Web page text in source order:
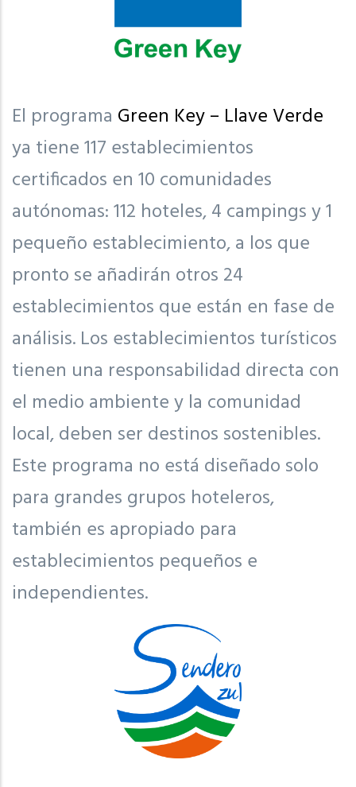
El programa Green Key – Llave Verde
ya tiene 117 establecimientos
certificados en 10 comunidades
autónomas: 112 hoteles, 4 campings y 1
pequeño establecimiento, a los que
pronto se añadirán otros 24
establecimientos que están en fase de
análisis. Los establecimientos turísticos
tienen una responsabilidad directa con
el medio ambiente y la comunidad
local, deben ser destinos sostenibles.
Este programa no está diseñado solo
para grandes grupos hoteleros,
también es apropiado para
establecimientos pequeños e
independientes.